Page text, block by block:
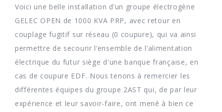
Voici une belle installation d’un groupe électrogène
GELEC OPEN de 1000 KVA PRP, avec retour en
couplage fugitif sur réseau (0 coupure), qui va ainsi
permettre de secourir l’ensemble de l’alimentation
électrique du futur siège d'une banque française, en
cas de coupure EDF. Nous tenons à remercier les
différentes équipes du groupe 2AST qui, de par leur
expérience et leur savoir-faire, ont mené à bien ce